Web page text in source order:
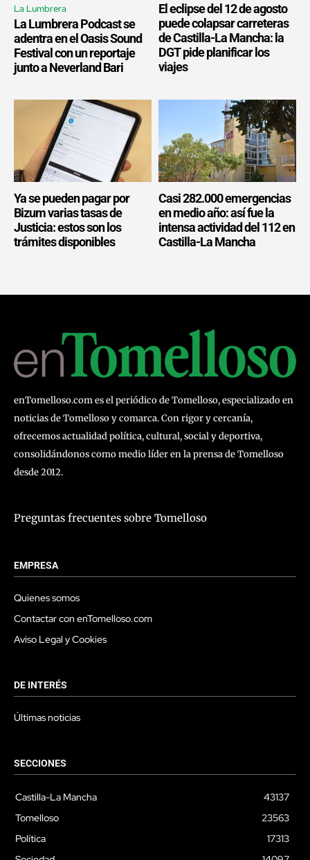
La Lumbrera
La Lumbrera Podcast se
adentra en el Oasis Sound
Festival con un reportaje
junto a Neverland Bari
El eclipse del 12 de agosto
puede colapsar carreteras
de Castilla-La Mancha: la
DGT pide planificar los
viajes
Ya se pueden pagar por
Bizum varias tasas de
Justicia: estos son los
trámites disponibles
Casi 282.000 emergencias
en medio año: así fue la
intensa actividad del 112 en
Castilla-La Mancha
enTomelloso.com es el periódico de Tomelloso, especializado en
noticias de Tomelloso y comarca. Con rigor y cercanía,
ofrecemos actualidad política, cultural, social y deportiva,
consolidándonos como medio líder en la prensa de Tomelloso
desde 2012.
Preguntas frecuentes sobre Tomelloso
EMPRESA
Quienes somos
Contactar con enTomelloso.com
Aviso Legal y Cookies
DE INTERÉS
Últimas noticias
SECCIONES
Castilla-La Mancha
43137
Tomelloso
23563
Política
17313